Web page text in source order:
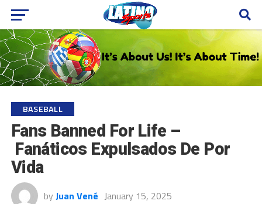
BASEBALL
Fans Banned For Life –
Fanáticos Expulsados De Por
Vida
by Juan Vené January 15, 2025